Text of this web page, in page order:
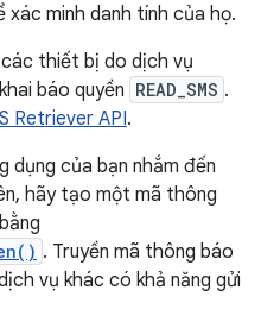
minh danh tính của họ.
thiết bị do dịch vụ
báo quyền READ_SMS .
Retriever API.
dụng của bạn nhắm đến
hãy tạo một mã thông
. Truyền mã thông báo
vụ khác có khả năng gửi